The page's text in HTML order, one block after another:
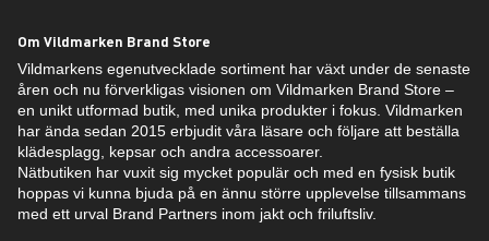
Om Vildmarken Brand Store
Vildmarkens egenutvecklade sortiment har växt under de senaste
åren och nu förverkligas visionen om Vildmarken Brand Store –
en unikt utformad butik, med unika produkter i fokus. Vildmarken
har ända sedan 2015 erbjudit våra läsare och följare att beställa
klädesplagg, kepsar och andra accessoarer.
Nätbutiken har vuxit sig mycket populär och med en fysisk butik
hoppas vi kunna bjuda på en ännu större upplevelse tillsammans
med ett urval Brand Partners inom jakt och friluftsliv.